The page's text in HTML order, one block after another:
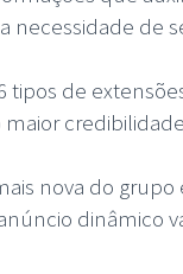
de
tipos de
nova do